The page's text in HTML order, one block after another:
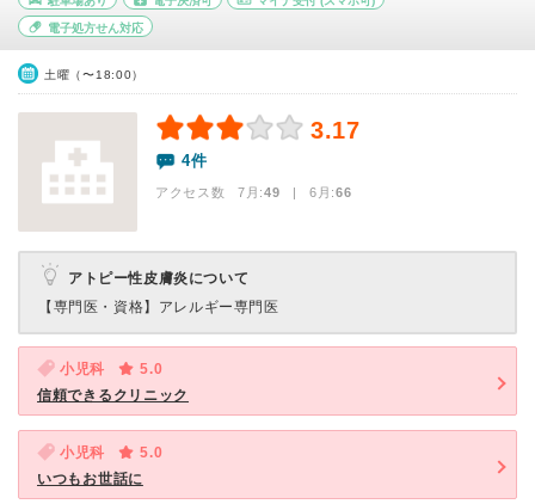
電子処方せん対応
土曜（〜18:00）
3.17
4件
アクセス数 7月:49 | 6月:66
アトピー性皮膚炎について
【専門医・資格】 アレルギー専門医
小児科
5.0
信頼できるクリニック
小児科
5.0
いつもお世話に